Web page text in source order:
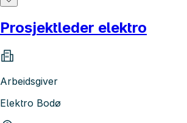
Prosjektleder elektro
Arbeidsgiver
Elektro Bodø